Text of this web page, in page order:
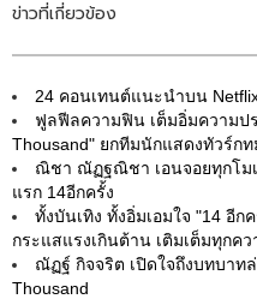
ข่าวที่เกี่ยวข้อง
24 คอนเทนต์แนะนำบน
ฟูลฟีลความฟิน เต็มอิ่มความป
Thousand" ยกทีมนักแสดงทัวร์ก
ณิชา ณัฏฐณิชา เอนจอยทุกโม
แรก 14อีกครั้ง
ทั้งบันเทิง ทั้งอิ่มเอมใจ "14 อีก
กระแสแรงเกินต้าน เติมเต็มทุกคว
ณัฏฐ์ กิจจริต เปิดใจถึงบทบาท
Thousand